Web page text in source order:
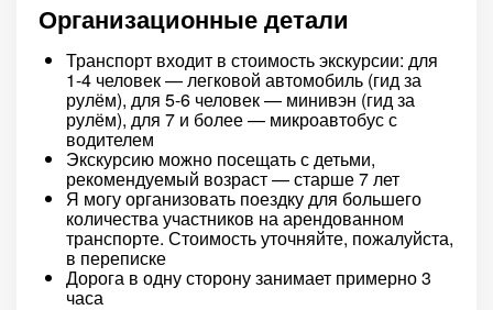
Организационные детали
Транспорт входит в стоимость экскурсии: для
1-4 человек — легковой автомобиль (гид за
рулём), для 5-6 человек — минивэн (гид за
рулём), для 7 и более — микроавтобус с
водителем
Экскурсию можно посещать с детьми,
рекомендуемый возраст — старше 7 лет
Я могу организовать поездку для большего
количества участников на арендованном
транспорте. Стоимость уточняйте, пожалуйста,
в переписке
Дорога в одну сторону занимает примерно 3
часа